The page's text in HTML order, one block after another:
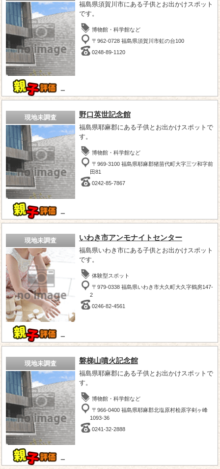
－
福島県須賀川市にある子供とお出かけスポット
です。
博物館・科学館など
〒962-0728 福島県須賀川市虹の台100
0248-89-1120
現地未調査
－
野口英世記念館
福島県耶麻郡にある子供とお出かけスポットで
す。
博物館・科学館など
〒969-3100 福島県耶麻郡猪苗代町大字三ツ和字前
田81
0242-85-7867
現地未調査
－
いわき市アンモナイトセンター
福島県いわき市にある子供とお出かけスポット
です。
体験型スポット
〒979-0338 福島県いわき市大久町大久字鶴房147-
2
0246-82-4561
現地未調査
－
磐梯山噴火記念館
福島県耶麻郡にある子供とお出かけスポットで
す。
博物館・科学館など
〒966-0400 福島県耶麻郡北塩原村桧原字剣ヶ峰
1093-36
0241-32-2888